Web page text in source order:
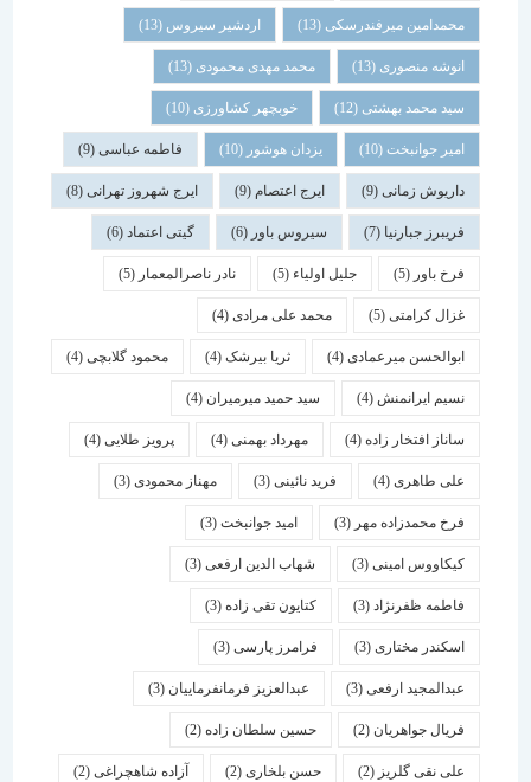
محمدامین میرفندرسکی(13) اردشیر سیروس(13)
انوشه منصوری(13) محمد مهدی محمودی(13)
سید محمد بهشتی(12) خوبچهر کشاورزی (10)
امیر جوانبخت(10) یزدان هوشور(10) فاطمه عباسی(9)
داریوش زمانی(9) ایرج اعتصام(9) ایرج شهروز تهرانی (8)
فریبرز جبارنیا(7) سیروس باور(6) گیتی اعتماد(6)
فرخ باور(5) جلیل اولیاء(5) نادر ناصرالمعمار(5)
غزال کرامتی(5) محمد علی مرادی (4)
ابوالحسن میرعمادی(4) ثریا بیرشک(4) محمود گلابچی(4)
نسیم ایرانمنش(4) سید حمید میرمیران(4)
ساناز افتخار زاده (4) مهرداد بهمنی(4) پرویز طلایی(4)
علی طاهری(4) فرید نائینی(3) مهناز محمودی(3)
فرخ محمدزاده مهر(3) امید جوانبخت(3)
کیکاووس امینی(3) شهاب الدین ارفعی(3)
فاطمه ظفرنژاد(3) کتایون تقی زاده (3)
اسكندر مختاری(3) فرامرز پارسی(3)
عبدالمجید ارفعی(3) عبدالعزیز فرمانفرماییان(3)
فریال جواهریان (2) حسین سلطان زاده (2)
علی نقی گلریز(2) حسن بلخاری(2) آزاده شاهچراغی (2)